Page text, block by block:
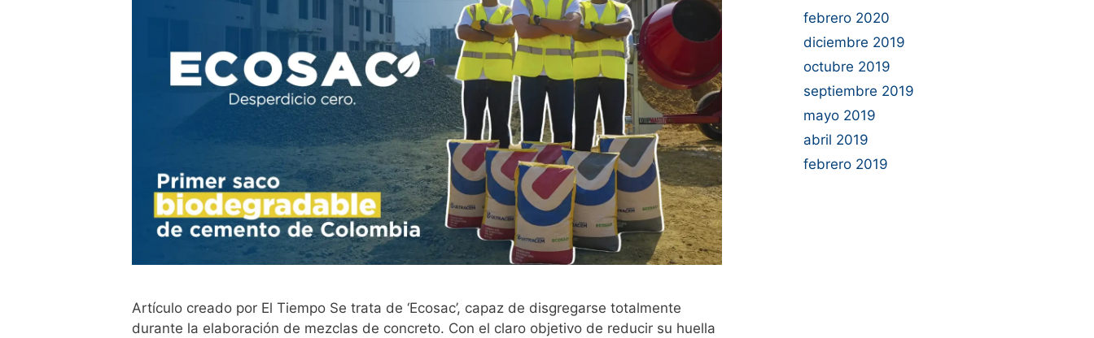
Artículo creado por El Tiempo Se trata de ‘Ecosac’, capaz de disgregarse totalmente
durante la elaboración de mezclas de concreto. Con el claro objetivo de reducir su huella
febrero 2020
diciembre 2019
octubre 2019
septiembre 2019
mayo 2019
abril 2019
febrero 2019